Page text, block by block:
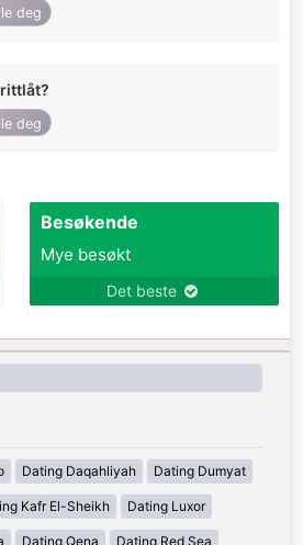
deg
deg
Besøkende
Mye besøkt
Det beste
Dating Daqahliyah Dating Dumyat
Kafr El-Sheikh Dating Luxor
Dating Qena Dating Red Sea